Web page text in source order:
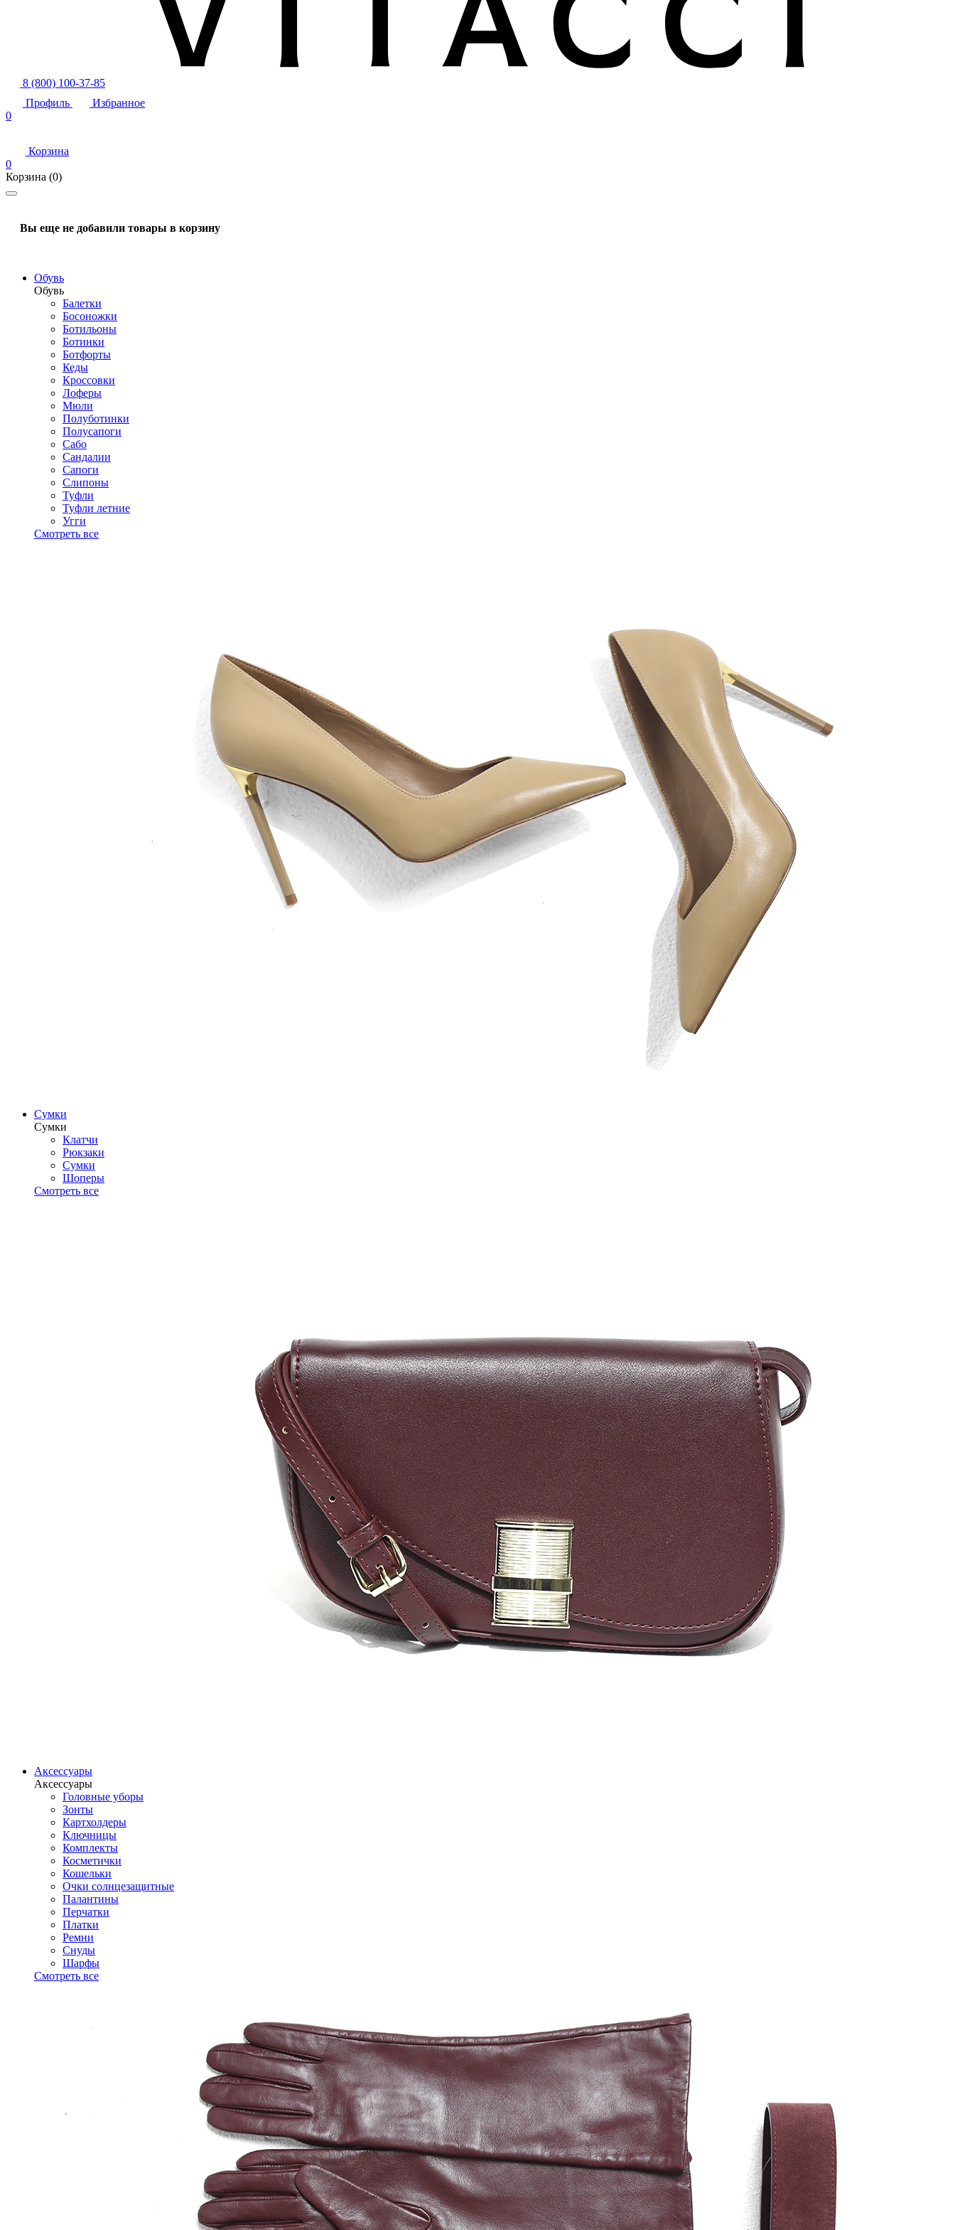
8 (800) 100-37-85
Профиль
Избранное
0
Корзина
0
Корзина (0)
Вы еще не добавили товары в корзину
Обувь
Обувь
Балетки
Босоножки
Ботильоны
Ботинки
Ботфорты
Кеды
Кроссовки
Лоферы
Мюли
Полуботинки
Полусапоги
Сабо
Сандалии
Сапоги
Слипоны
Туфли
Туфли летние
Угги
Смотреть все
Сумки
Сумки
Клатчи
Рюкзаки
Сумки
Шоперы
Смотреть все
Аксессуары
Аксессуары
Головные уборы
Зонты
Картхолдеры
Ключницы
Комплекты
Косметички
Кошельки
Очки солнцезащитные
Палантины
Перчатки
Платки
Ремни
Снуды
Шарфы
Смотреть все